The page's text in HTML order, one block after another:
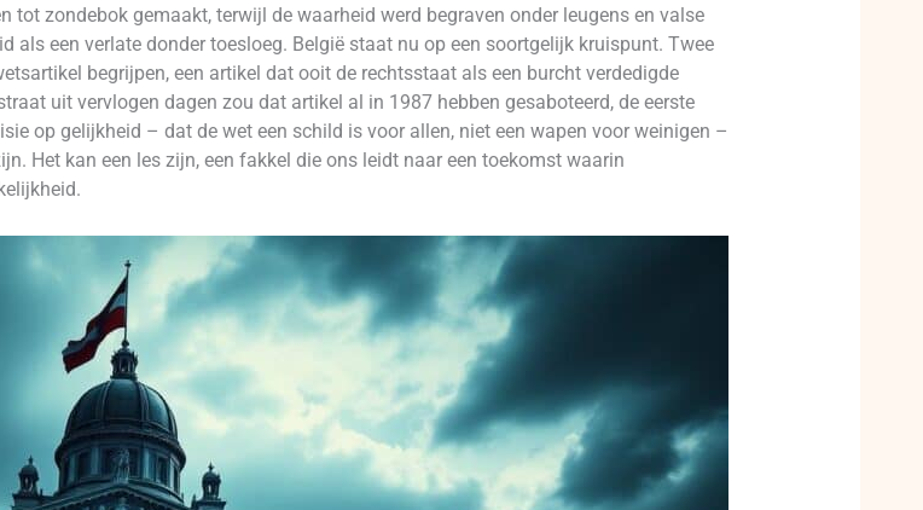
tot zondebok gemaakt, terwijl de waarheid werd begraven onder leugens en valse
als een verlate donder toesloeg. België staat nu op een soortgelijk kruispunt. Twee
begrijpen, een artikel dat ooit de rechtsstaat als een burcht verdedigde
uit vervlogen dagen zou dat artikel al in 1987 hebben gesaboteerd, de eerste
op gelijkheid – dat de wet een schild is voor allen, niet een wapen voor weinigen –
Het kan een les zijn, een fakkel die ons leidt naar een toekomst waarin